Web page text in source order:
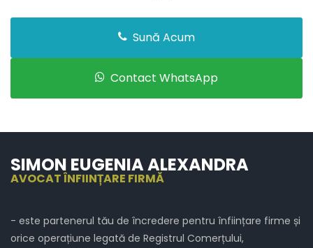
Sună Acum
Contact WhatsApp
SIMON EUGENIA ALEXANDRA
AVOCAT ÎNFIINȚARE FIRMĂ
- este partenerul tău de încredere pentru înființare firme și
orice operațiune legată de Registrul Comerțului,